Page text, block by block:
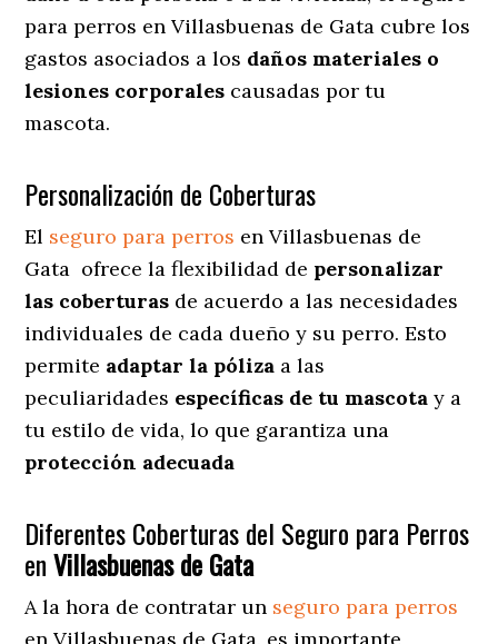
para perros en Villasbuenas de Gata cubre los
gastos asociados a los daños materiales o
lesiones corporales causadas por tu
mascota.
Personalización de Coberturas
El seguro para perros en Villasbuenas de
Gata ofrece la flexibilidad de personalizar
las coberturas de acuerdo a las necesidades
individuales de cada dueño y su perro. Esto
permite adaptar la póliza a las
peculiaridades específicas de tu mascota y a
tu estilo de vida, lo que garantiza una
protección adecuada
Diferentes Coberturas del Seguro para Perros
en Villasbuenas de Gata
A la hora de contratar un seguro para perros
en Villasbuenas de Gata, es importante